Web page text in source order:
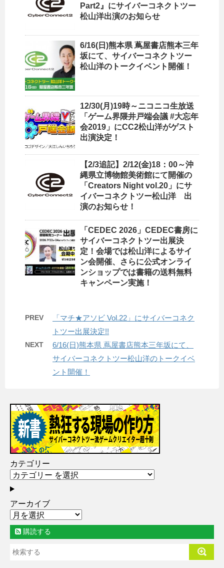
Part2』にサイバーコネクトツー
松山洋出演のお知らせ
6/16(日)熊本県 蔦屋書店熊本三年
坂にて、サイバーコネクトツー
松山洋のトークイベント開催！
12/30(月)19時～ニコニコ生放送
「ゲーム界隈井戸端会議 #大忘年
会2019」にCC2松山洋がゲスト
出演決定！
【2/3追記】2/12(金)18：00～沖
縄県立博物館美術館にて開催の
「Creators Night vol.20」にサ
イバーコネクトツー松山洋 出
演のお知らせ！
「CEDEC 2026」CEDEC書房に
サイバーコネクトツー出展決
定！会場では松山洋によるサイ
ン会開催、さらに公式オンライ
ンショップでは書籍の送料無料
キャンペーン実施！
PREV
「マチ★アソビ Vol.22」にサイバーコネク
トツー出展決定!!
NEXT
6/16(日)熊本県 蔦屋書店熊本三年坂にて、
サイバーコネクトツー松山洋のトークイベ
ント開催！
カテゴリー
アーカイブ
購読する